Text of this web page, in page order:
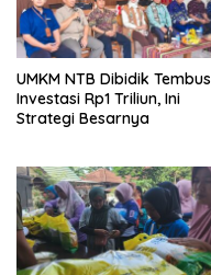
UMKM NTB Dibidik Tembus
Investasi Rp1 Triliun, Ini
Strategi Besarnya